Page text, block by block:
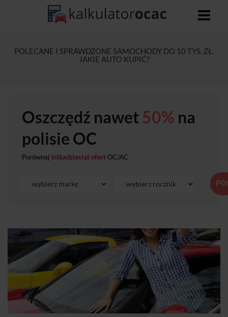
POLECANE I SPRAWDZONE SAMOCHODY DO 10 TYS. ZŁ.
JAKIE AUTO KUPIĆ?
Oszczędź nawet 50% na
polisie OC
Porównaj kilkadziesiąt ofertOC/AC